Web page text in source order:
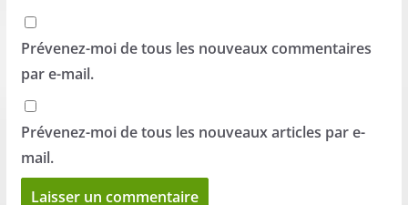
Prévenez-moi de tous les nouveaux commentaires
par e-mail.
Prévenez-moi de tous les nouveaux articles par e-
mail.